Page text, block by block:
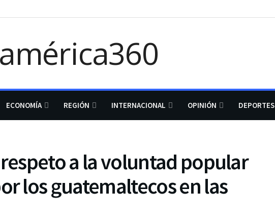
ECONOMÍA REGIÓN INTERNACIONAL OPINIÓN DEPORTES
respeto a la voluntad popular
los guatemaltecos en las